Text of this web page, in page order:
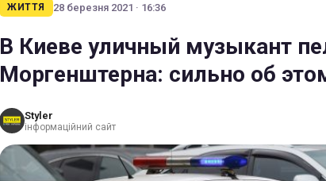
ЖИТТЯ 28 березня 2021 · 16:36
В Киеве уличный музыкант
Моргенштерна: сильно об
Styler
інформаційний сайт